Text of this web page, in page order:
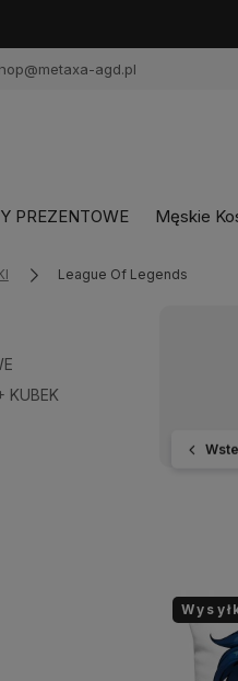
agd.pl
PREZENTOWE Męskie
League Of Legends
KUBEK